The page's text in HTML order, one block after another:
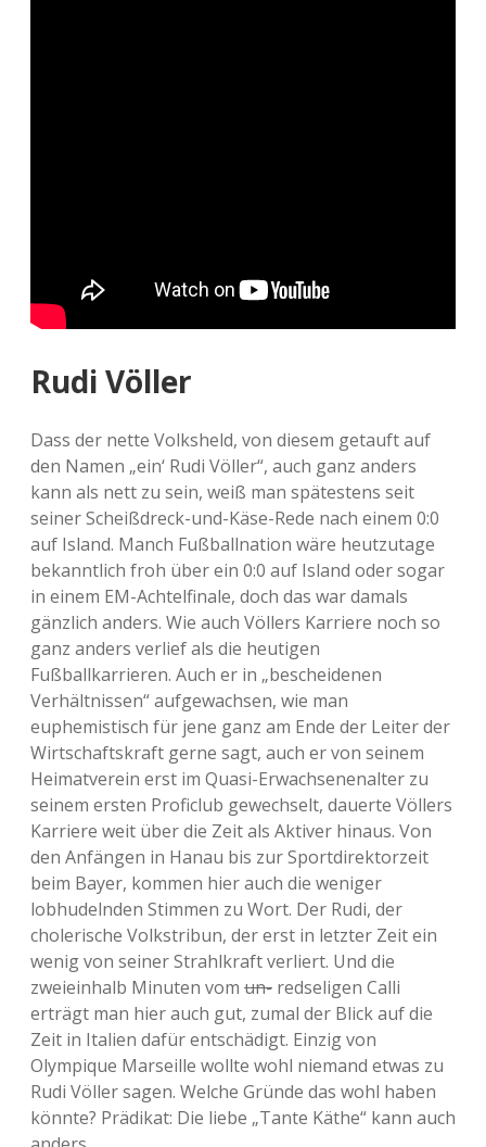
Rudi Völler
Dass der nette Volksheld, von diesem getauft auf
den Namen „ein‘ Rudi Völler“, auch ganz anders
kann als nett zu sein, weiß man spätestens seit
seiner Scheißdreck-und-Käse-Rede nach einem 0:0
auf Island. Manch Fußballnation wäre heutzutage
bekanntlich froh über ein 0:0 auf Island oder sogar
in einem EM-Achtelfinale, doch das war damals
gänzlich anders. Wie auch Völlers Karriere noch so
ganz anders verlief als die heutigen
Fußballkarrieren. Auch er in „bescheidenen
Verhältnissen“ aufgewachsen, wie man
euphemistisch für jene ganz am Ende der Leiter der
Wirtschaftskraft gerne sagt, auch er von seinem
Heimatverein erst im Quasi-Erwachsenenalter zu
seinem ersten Proficlub gewechselt, dauerte Völlers
Karriere weit über die Zeit als Aktiver hinaus. Von
den Anfängen in Hanau bis zur Sportdirektorzeit
beim Bayer, kommen hier auch die weniger
lobhudelnden Stimmen zu Wort. Der Rudi, der
cholerische Volkstribun, der erst in letzter Zeit ein
wenig von seiner Strahlkraft verliert. Und die
zweieinhalb Minuten vom un- redseligen Calli
erträgt man hier auch gut, zumal der Blick auf die
Zeit in Italien dafür entschädigt. Einzig von
Olympique Marseille wollte wohl niemand etwas zu
Rudi Völler sagen. Welche Gründe das wohl haben
könnte? Prädikat: Die liebe „Tante Käthe“ kann auch